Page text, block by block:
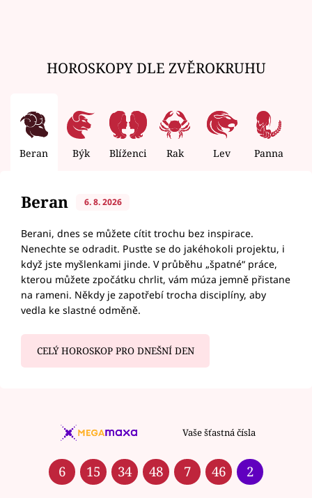
HOROSKOPY DLE ZVĚROKRUHU
Beran Býk Blíženci Rak Lev Panna
Beran 6. 8. 2026
Berani, dnes se můžete cítit trochu bez inspirace.
Nenechte se odradit. Pusťte se do jakéhokoli projektu, i
když jste myšlenkami jinde. V průběhu „špatné“ práce,
kterou můžete zpočátku chrlit, vám múza jemně přistane
na rameni. Někdy je zapotřebí trocha disciplíny, aby
vedla ke slastné odměně.
CELÝ HOROSKOP PRO DNEŠNÍ DEN
Vaše šťastná čísla
6 15 34 48 7 46 2